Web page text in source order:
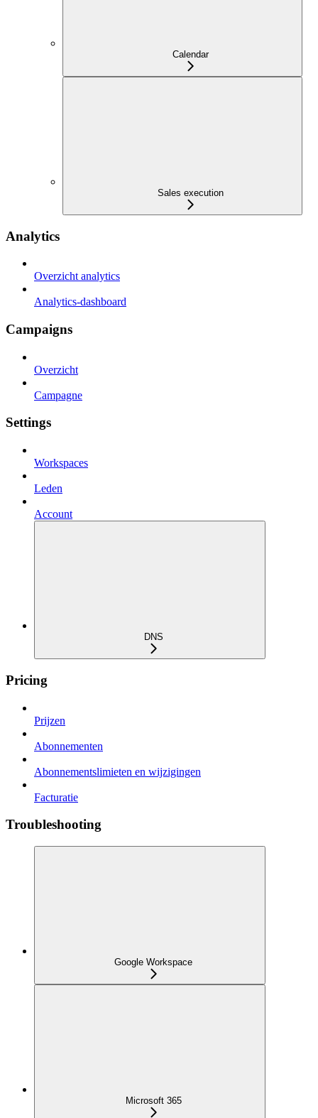
Calendar
Sales execution
Analytics
Overzicht analytics
Analytics-dashboard
Campaigns
Overzicht
Campagne
Settings
Workspaces
Leden
Account
DNS
Pricing
Prijzen
Abonnementen
Abonnementslimieten en wijzigingen
Facturatie
Troubleshooting
Google Workspace
Microsoft 365